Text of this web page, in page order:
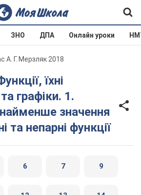
ЗНО ДПА Онлайн уроки
А. Г. Мерзляк 2018
графіки. 1.
значення
та непарні функції
6 7 9